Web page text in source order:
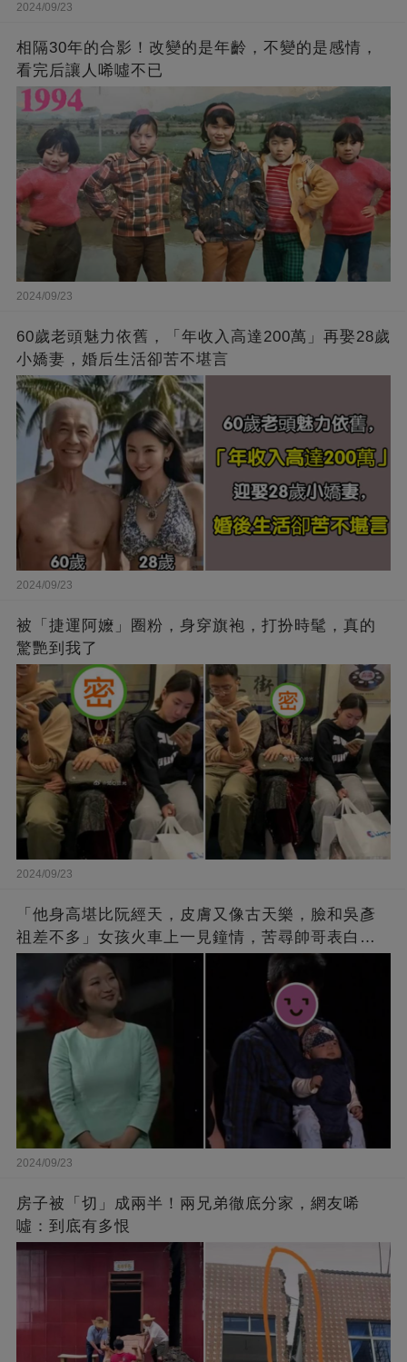
2024/09/23
相隔30年的合影！改變的是年齡，不變的是感情，
看完后讓人唏噓不已
2024/09/23
60歲老頭魅力依舊，「年收入高達200萬」再娶28歲
小嬌妻，婚后生活卻苦不堪言
2024/09/23
被「捷運阿嬤」圈粉，身穿旗袍，打扮時髦，真的
驚艷到我了
2024/09/23
「他身高堪比阮經天，皮膚又像古天樂，臉和吳彥
祖差不多」女孩火車上一見鐘情，苦尋帥哥表白，
最后卻尷尬不已
2024/09/23
房子被「切」成兩半！兩兄弟徹底分家，網友唏
噓：到底有多恨